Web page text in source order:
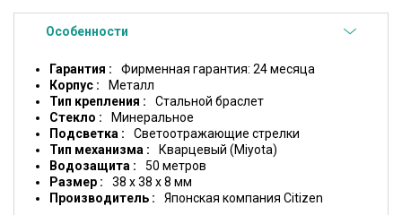
Особенности
Гарантия
Фирменная гарантия: 24 месяца
Корпус
Металл
Тип крепления
Стальной браслет
Стекло
Минеральное
Подсветка
Светоотражающие стрелки
Тип механизма
Кварцевый (Miyota)
Водозащита
50 метров
Размер
38 х 38 х 8 мм
Производитель
Японская компания Citizen